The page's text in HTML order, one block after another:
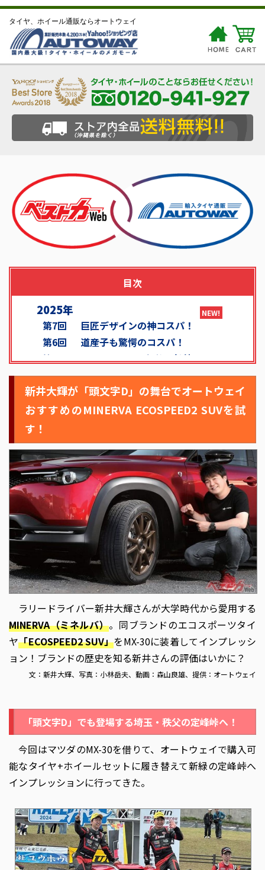
タイヤ、ホイール通販ならオートウェイ
目次
2025年
第7回
巨匠デザインの神コスパ！
第6回
道産子も驚愕のコスパ！
第5回
BEST MATCH~価格・性能~
第4回
プレミアムかつ高コスパ！
第3回
街とアウトドアの二刀流
第2回
コスパ以上の性能!
2024年
第4回
ジムニーのタフギア感アップ!
第3回
ハイエースの印象激変!!
第2回
「定峰峠」を駆け抜ける!!
第1回
最強レベルの神級コスパ!!
2023年
第7回
オールシーズンタイヤの実態!
第6回
新井大輝も驚くスタッドレス!
第5回
このイカついタイヤは何だ?!
第4回
夏だ！ジムニーだ！
第3回
EV・HV向けタイヤをチェック!
第2回
「榛名山」で新井大輝が舞う!!
第1回
インドタイヤ「CEAT」とは!?
2022年
Extra
スタッドレスタイヤ特集!
第3回
ハイフライVS小川直也!
第2回
価格高騰時代の強い味方!!
第1回
初めてのオートウェイに大満足!!
新井大輝が「頭文字D」の舞台でオートウェイ
おすすめのMINERVA ECOSPEED2 SUVを試
す！
ラリードライバー新井大輝さんが大学時代から愛用する
MINERVA（ミネルバ）。同ブランドのエコスポーツタイ
ヤ「ECOSPEED2 SUV」をMX-30に装着してインプレッシ
ョン！ブランドの歴史を知る新井さんの評価はいかに？
文：新井大輝、写真：小林岳夫、動画：森山良雄、提供：オートウェイ
「頭文字D」でも登場する埼玉・秩父の定峰峠へ！
今回はマツダのMX-30を借りて、オートウェイで購入可
能なタイヤ+ホイールセットに履き替えて新緑の定峰峠へ
インプレッションに行ってきた。